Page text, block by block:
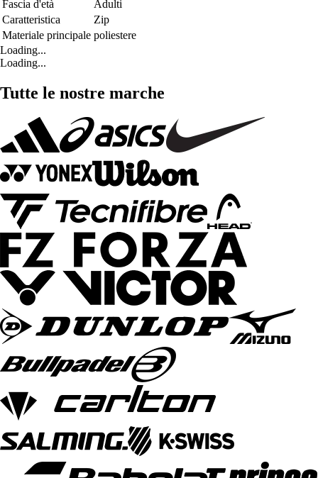
Fascia d'età
Adulti
Caratteristica
Zip
Materiale principale poliestere
Loading...
Loading...
Tutte le nostre marche